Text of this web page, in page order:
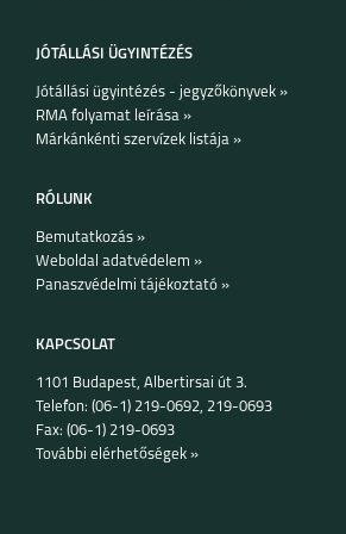
IPHONE 15 PRO MAX
IPHONE 15 IPHONE 14 PRO MAX
JÓTÁLLÁSI ÜGYINTÉZÉS
Jótállási ügyintézés - jegyzőkönyvek »
RMA folyamat leírása »
Márkánkénti szervízek listája »
RÓLUNK
Bemutatkozás »
Weboldal adatvédelem »
Panaszvédelmi tájékoztató »
KAPCSOLAT
1101 Budapest, Albertirsai út 3.
Telefon: (06-1) 219-0692, 219-0693
Fax: (06-1) 219-0693
További elérhetőségek »